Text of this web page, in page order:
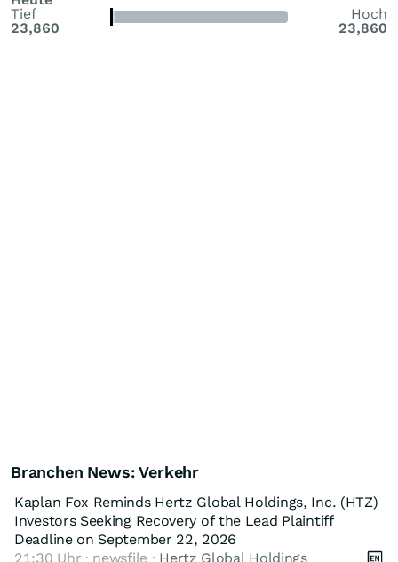
Tief
23,860
Hoch
23,860
Branchen News: Verkehr
Kaplan Fox Reminds Hertz Global Holdings, Inc. (HTZ)
Investors Seeking Recovery of the Lead Plaintiff
Deadline on September 22, 2026
21:30 Uhr · newsfile · Hertz Global Holdings